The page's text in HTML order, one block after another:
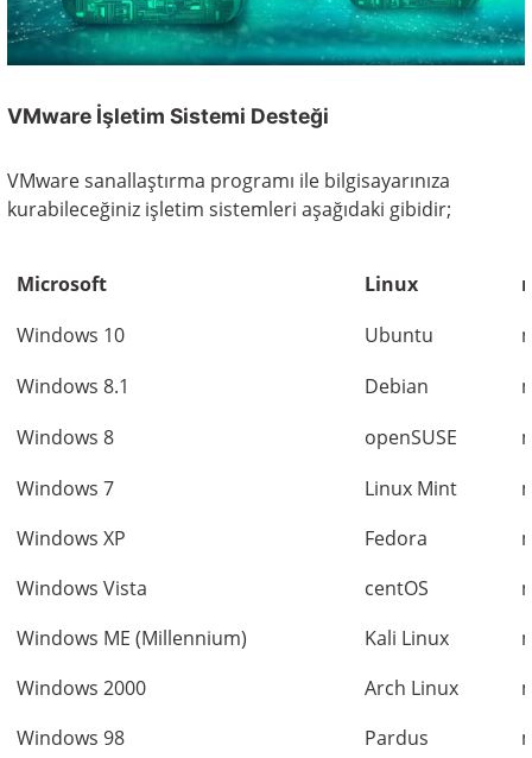
VMware İşletim Sistemi Desteği
VMware sanallaştırma programı ile bilgisayarınıza
kurabileceğiniz işletim sistemleri aşağıdaki gibidir;
Microsoft Linux
Windows 10
Ubuntu
Windows 8.1
Debian
Windows 8
openSUSE
Windows 7
Linux Mint
Windows XP
Fedora
Windows Vista
centOS
Windows ME (Millennium)
Kali Linux
Windows 2000
Arch Linux
Windows 98
Pardus